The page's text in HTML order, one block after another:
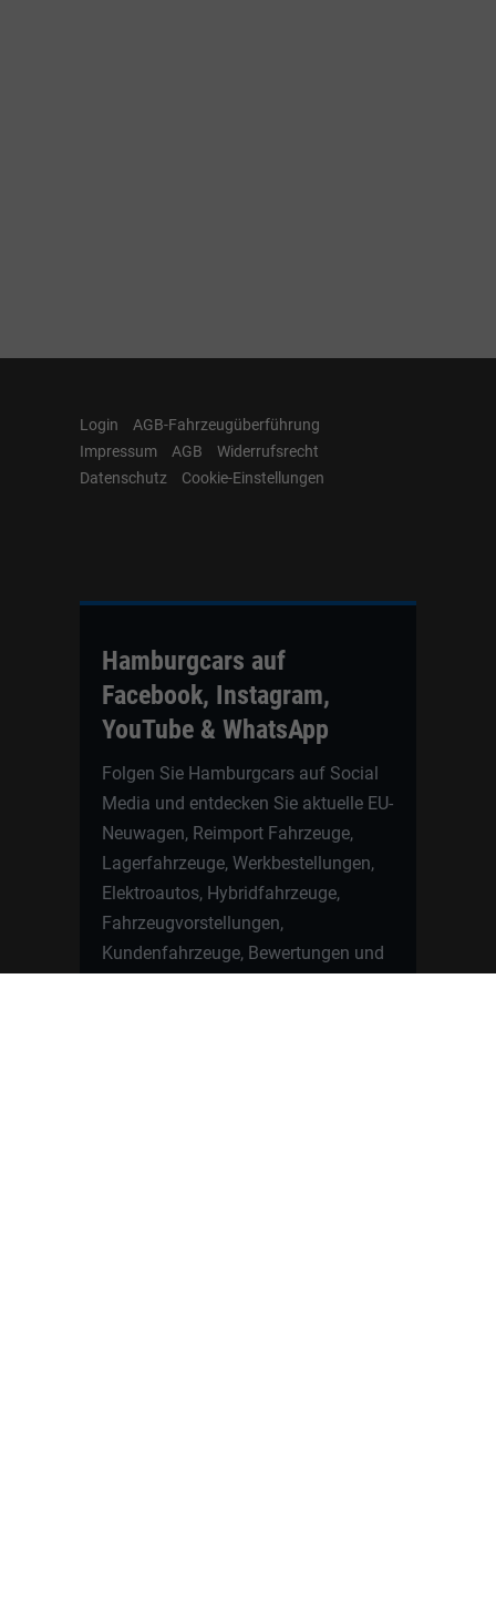
Login
AGB-Fahrzeugüberführung
Impressum
AGB
Widerrufsrecht
Datenschutz
Cookie-Einstellungen
Hamburgcars auf
Facebook, Instagram,
YouTube & WhatsApp
Folgen Sie Hamburgcars auf Social
Media und entdecken Sie aktuelle EU-
Neuwagen, Reimport Fahrzeuge,
Lagerfahrzeuge, Werkbestellungen,
Elektroautos, Hybridfahrzeuge,
Fahrzeugvorstellungen,
Kundenfahrzeuge, Bewertungen und